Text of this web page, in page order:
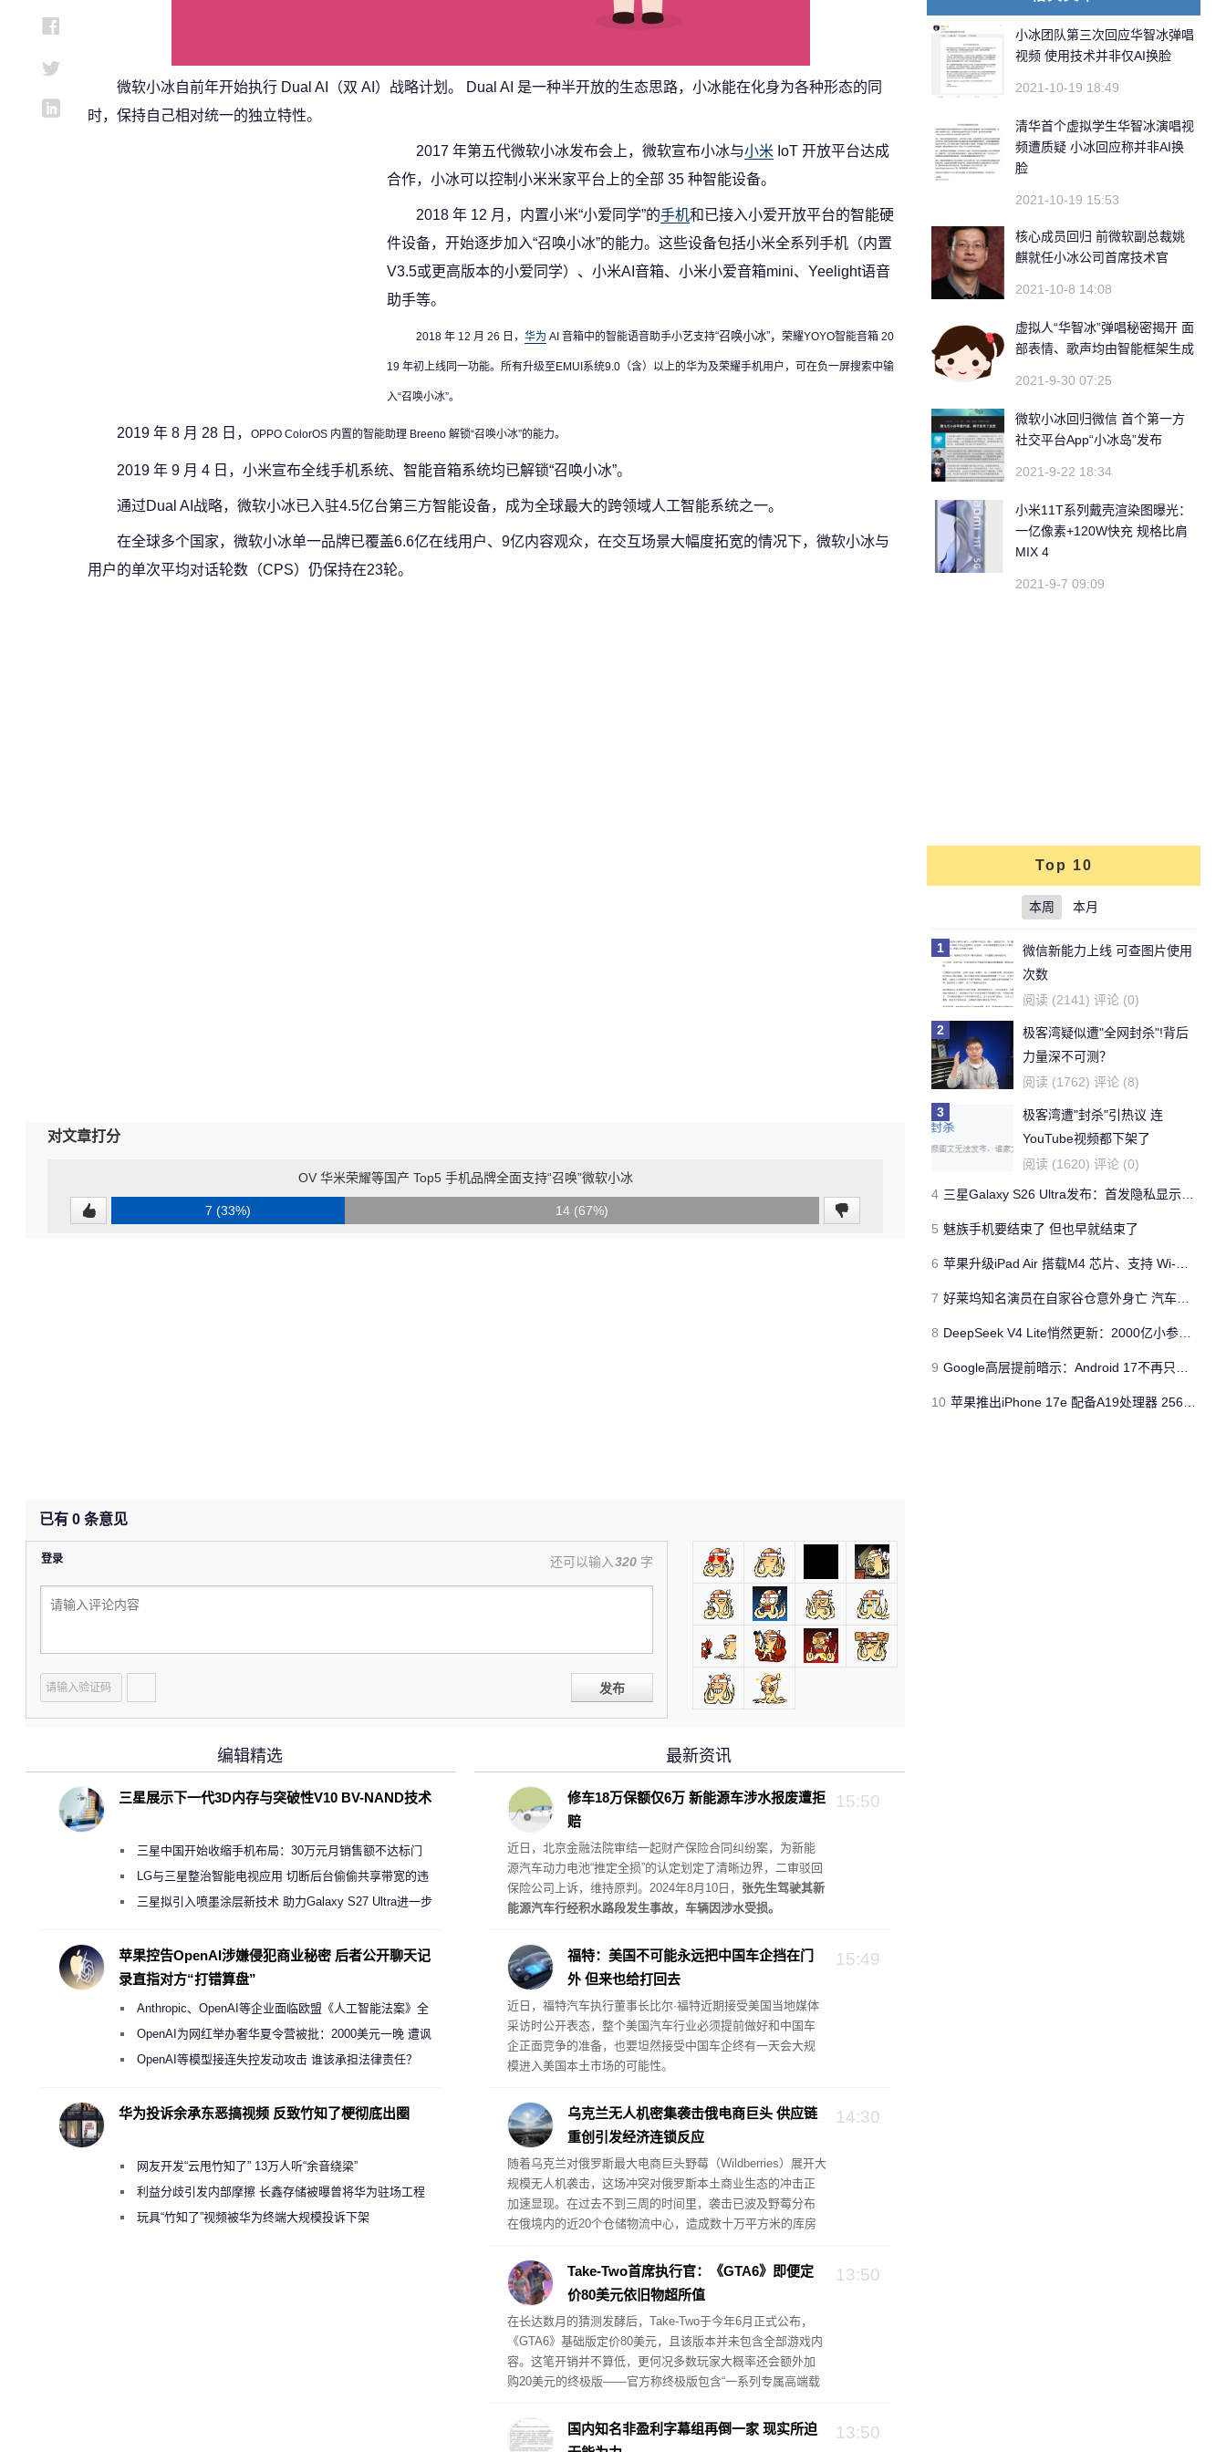
微软小冰自前年开始执行 Dual AI（双 AI）战略计划。 Dual AI 是一种半开放的生态思路，小冰能在化身为各种形态的同
时，保持自己相对统一的独立特性。
2017 年第五代微软小冰发布会上，微软宣布小冰与小米 IoT 开放平台达成
合作，小冰可以控制小米米家平台上的全部 35 种智能设备。
2018 年 12 月，内置小米“小爱同学”的手机和已接入小爱开放平台的智能硬
件设备，开始逐步加入“召唤小冰”的能力。这些设备包括小米全系列手机（内置
V3.5或更高版本的小爱同学）、小米AI音箱、小米小爱音箱mini、Yeelight语音
助手等。
2018 年 12 月 26 日， 华为 AI 音箱中的智能语音助手小艺支持“召唤小冰”， 荣耀YOYO智能音箱 20
19 年初上线同一功能。 所有升级至EMUI系统9.0（含）以上的华为及荣耀手机用户，可在负一屏搜索中输
入“召唤小冰”。
2019 年 8 月 28 日， OPPO ColorOS 内置的智能助理 Breeno 解锁“召唤小冰”的能力。
2019 年 9 月 4 日，小米宣布全线手机系统、智能音箱系统均已解锁“召唤小冰”。
通过Dual AI战略，微软小冰已入驻4.5亿台第三方智能设备，成为全球最大的跨领域人工智能系统之一。
在全球多个国家，微软小冰单一品牌已覆盖6.6亿在线用户、9亿内容观众，在交互场景大幅度拓宽的情况下，微软小冰与
用户的单次平均对话轮数（CPS）仍保持在23轮。
对文章打分
OV 华米荣耀等国产 Top5 手机品牌全面支持“召唤”微软小冰
7 (33%) 14 (67%)
已有 0 条意见
登录 还可以输入320 字
发布
最新资讯
15:50
修车18万保额仅6万 新能源车涉水报废遭拒
赔
近日，北京金融法院审结一起财产保险合同纠纷案，为新能
源汽车动力电池“推定全损”的认定划定了清晰边界，二审驳回
保险公司上诉，维持原判。2024年8月10日， 张先生驾驶其新
能源汽车行经积水路段发生事故，车辆因涉水受损。
15:49
福特：美国不可能永远把中国车企挡在门
外 但来也给打回去
近日，福特汽车执行董事长比尔·福特近期接受美国当地媒体
采访时公开表态，整个美国汽车行业必须提前做好和中国车
企正面竞争的准备，也要坦然接受中国车企终有一天会大规
模进入美国本土市场的可能性。
14:30
乌克兰无人机密集袭击俄电商巨头 供应链
重创引发经济连锁反应
随着乌克兰对俄罗斯最大电商巨头野莓（Wildberries）展开大
规模无人机袭击，这场冲突对俄罗斯本土商业生态的冲击正
加速显现。在过去不到三周的时间里，袭击已波及野莓分布
在俄境内的近20个仓储物流中心，造成数十万平方米的库房
仓储面积已超过118万平方米，占该平台总仓储容量的五分之
一以上。
13:50
Take-Two首席执行官：《GTA6》即便定
价80美元依旧物超所值
在长达数月的猜测发酵后，Take-Two于今年6月正式公布，
《GTA6》基础版定价80美元，且该版本并未包含全部游戏内
容。这笔开销并不算低，更何况多数玩家大概率还会额外加
购20美元的终极版——官方称终极版包含“一系列专属高端载
剧情内容”。但Take-Two首席执行官斯特劳斯·泽尔尼克认为，
就游戏的内容体量而言，这个定价已经相当划算。
13:50
国内知名非盈利字幕组再倒一家 现实所迫
编辑精选
三星展示下一代3D内存与突破性V10 BV-NAND技术
三星中国开始收缩手机布局：30万元月销售额不达标门
店 将被逐步清退
LG与三星整治智能电视应用 切断后台偷偷共享带宽的违
规行为三星拟引入喷墨涂层新技术 助力Galaxy S27 Ultra进一步
苹果控告OpenAI涉嫌侵犯商业秘密 后者公开聊天记
录直指对方“打错算盘”
Anthropic、OpenAI等企业面临欧盟《人工智能法案》全
新执法权限审查
OpenAI为网红举办奢华夏令营被批：2000美元一晚 遭讽
“反乌托邦”
OpenAI等模型接连失控发动攻击 谁该承担法律责任？
华为投诉余承东恶搞视频 反致竹知了梗彻底出圈
网友开发“云甩竹知了” 13万人听“余音绕梁”
利益分歧引发内部摩擦 长鑫存储被曝曾将华为驻场工程
师驱逐出研发基地
玩具“竹知了”视频被华为终端大规模投诉下架
小冰团队第三次回应华智冰弹唱
视频 使用技术并非仅AI换脸
2021-10-19 18:49
清华首个虚拟学生华智冰演唱视
频遭质疑 小冰回应称并非AI换
脸
2021-10-19 15:53
核心成员回归 前微软副总裁姚
麒就任小冰公司首席技术官
2021-10-8 14:08
虚拟人“华智冰”弹唱秘密揭开 面
部表情、歌声均由智能框架生成
2021-9-30 07:25
微软小冰回归微信 首个第一方
社交平台App“小冰岛”发布
2021-9-22 18:34
小米11T系列戴壳渲染图曝光：
一亿像素+120W快充 规格比肩
MIX 4
2021-9-7 09:09
Top 10
本周 本月
1
微信新能力上线 可查图片使用
次数
阅读 (2141) 评论 (0)
2
极客湾疑似遭"全网封杀"!背后
力量深不可测？
阅读 (1762) 评论 (8)
3
极客湾遭"封杀"引热议 连
YouTube视频都下架了
阅读 (1620) 评论 (0)
4 三星Galaxy S26 Ultra发布：首发隐私显示屏、骁龙 8 Elite Gen 5与60W闪充
5 魅族手机要结束了 但也早就结束了
6 苹果升级iPad Air 搭载M4 芯片、支持 Wi‑Fi 7 售价不变
7 好莱坞知名演员在自家谷仓意外身亡 汽车搭电时突然自燃
8 DeepSeek V4 Lite悄然更新：2000亿小参数性能逼近美国顶流
9 Google高层提前暗示：Android 17不再只是操作系统
10 苹果推出iPhone 17e 配备A19处理器 256GB容量起步 刘海屏依旧